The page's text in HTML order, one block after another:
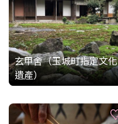
玄甲舍（玉城町指定文化
遺產）